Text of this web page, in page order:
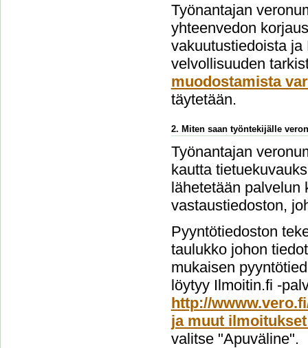
Työnantajan
yhteenvedon
vakuutustiedoista
velvollisuuden
muodostamista
täytetään.
2. Miten saan työntekijälle
Työnantajan
kautta
lähetetään palvelun
vastaustiedoston,
Pyyntötiedoston
taulukko johon
mukaisen
löytyy Ilmoitin.fi -
http://
ja muut
valitse "Apuväline".